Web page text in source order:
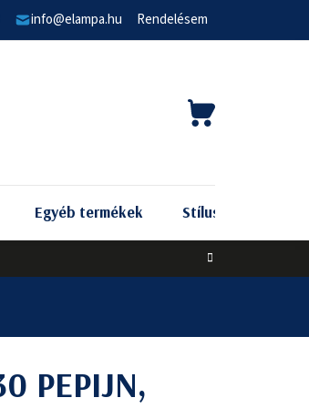
info@elampa.hu Rendelésem
KOSÁR
Egyéb termékek Stílus szerint
PEPIJN,